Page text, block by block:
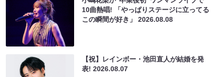
10曲熱唱! 「やっぱりステージに立ってる
この瞬間が好き」2026.08.08
【祝】レインボー・池田直人が結婚を発
表!2026.08.07